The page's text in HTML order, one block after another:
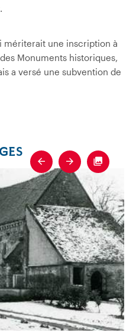
mériterait une inscription à
Monuments historiques,
a versé une subvention de
Previous
Next